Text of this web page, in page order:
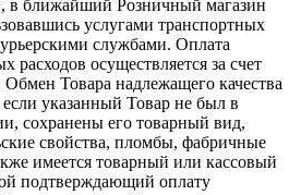
в ближайший Розничный магазин
услугами транспортных
службами. Оплата
расходов осуществляется за счет
Товара надлежащего качества
указанный Товар не был в
сохранены его товарный вид,
свойства, пломбы, фабричные
имеется товарный или кассовый
подтверждающий оплату